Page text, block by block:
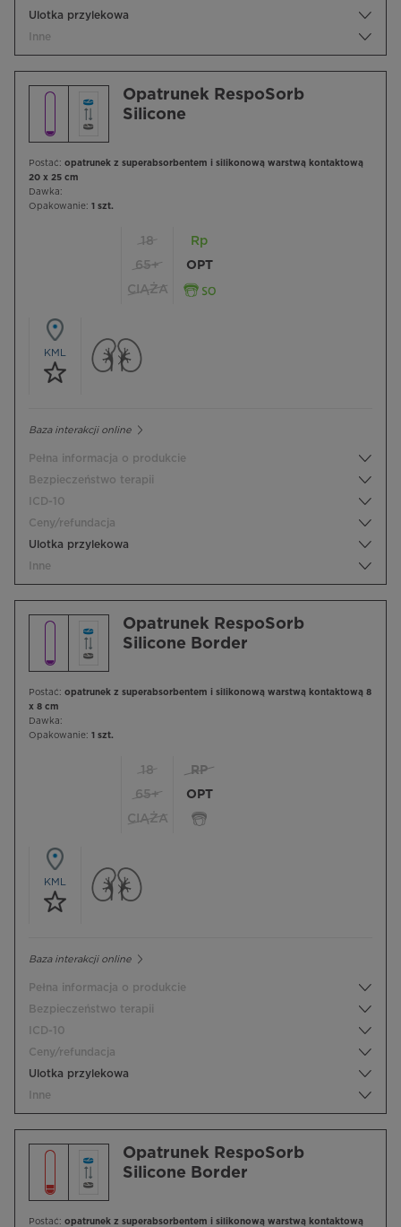
Ulotka przylekowa
Inne
Opatrunek RespoSorb
Silicone
Postać: opatrunek z superabsorbentem i silikonową warstwą kontaktową
20 x 25 cm
Dawka:
Opakowanie: 1 szt.
18
65+
CIĄŻA
Rp
OPT
KML
Baza interakcji online
Pełna informacja o produkcie
Bezpieczeństwo terapii
ICD-10
Ceny/refundacja
Ulotka przylekowa
Inne
Opatrunek RespoSorb
Silicone Border
Postać: opatrunek z superabsorbentem i silikonową warstwą kontaktową 8
x 8 cm
Dawka:
Opakowanie: 1 szt.
18
65+
CIĄŻA
RP
OPT
KML
Baza interakcji online
Pełna informacja o produkcie
Bezpieczeństwo terapii
ICD-10
Ceny/refundacja
Ulotka przylekowa
Inne
Opatrunek RespoSorb
Silicone Border
Postać: opatrunek z superabsorbentem i silikonową warstwą kontaktową